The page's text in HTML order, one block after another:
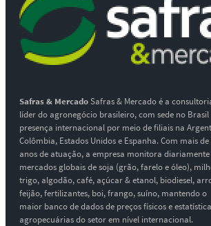
Safras & MercadoSafras & Mercado é a
líder do agronegócio brasileiro, com sede no Brasil
presença internacional por meio de filiais na
Colômbia, Estados Unidos e Espanha. Com mais de
anos de atuação, a empresa monitora diariamente
mercados globais de soja (grão, farelo e óleo),
trigo, algodão, café, açúcar & etanol, biodiesel,
feijão, fertilizantes, boi, frango, suíno, mantendo o
maior banco de dados de preços físicos e
agropecuárias do setor em nível internacional.